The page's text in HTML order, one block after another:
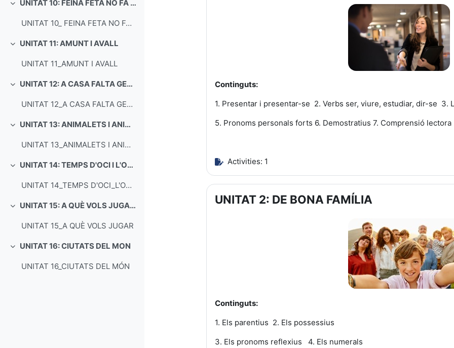
Collapse UNITAT 10: FEINA FETA NO FA DESTORB
UNITAT 10_ FEINA FETA NO FA DESTORB
Collapse
UNITAT 11: AMUNT I AVALL
UNITAT 11_AMUNT I AVALL
Collapse UNITAT 12: A CASA FALTA GENT!
UNITAT 12_A CASA FALTA GENT
Collapse UNITAT 13: ANIMALETS I ANIMALONS
UNITAT 13_ANIMALETS I ANIMALONS
Collapse UNITAT 14: TEMPS D'OCI I L'ORATGE
UNITAT 14_TEMPS D'OCI_L'ORATGE
Collapse UNITAT 15: A QUÈ VOLS JUGAR?
UNITAT 15_A QUÈ VOLS JUGAR
Collapse
UNITAT 16: CIUTATS DEL MON
UNITAT 16_CIUTATS DEL MÓN
Continguts:
1. Presentar i presentar-se 2. Verbs ser, viure, estudiar, dir-se 3.
5. Pronoms personals forts 6. Demostratius 7. Comprensió lectora
Activities: 1
UNITAT 2: DE BONA FAMÍLIA
Continguts:
1. Els parentius 2. Els possessius
3. Els pronoms reflexius 4. Els numerals